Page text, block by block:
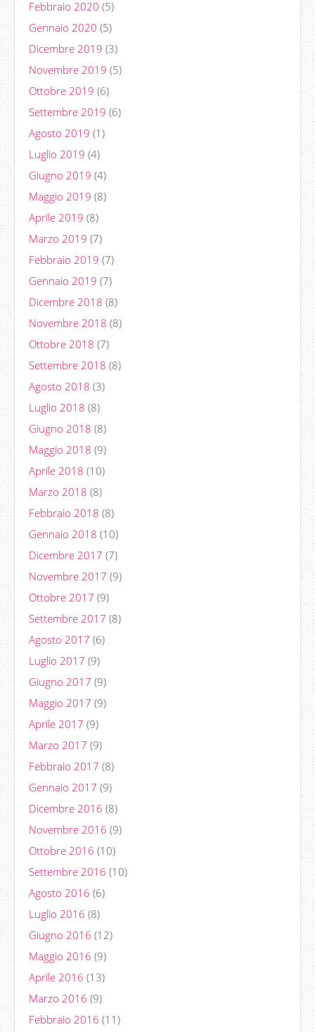
Febbraio 2020 (5)
Gennaio 2020 (5)
Dicembre 2019 (3)
Novembre 2019 (5)
Ottobre 2019 (6)
Settembre 2019 (6)
Agosto 2019 (1)
Luglio 2019 (4)
Giugno 2019 (4)
Maggio 2019 (8)
Aprile 2019 (8)
Marzo 2019 (7)
Febbraio 2019 (7)
Gennaio 2019 (7)
Dicembre 2018 (8)
Novembre 2018 (8)
Ottobre 2018 (7)
Settembre 2018 (8)
Agosto 2018 (3)
Luglio 2018 (8)
Giugno 2018 (8)
Maggio 2018 (9)
Aprile 2018 (10)
Marzo 2018 (8)
Febbraio 2018 (8)
Gennaio 2018 (10)
Dicembre 2017 (7)
Novembre 2017 (9)
Ottobre 2017 (9)
Settembre 2017 (8)
Agosto 2017 (6)
Luglio 2017 (9)
Giugno 2017 (9)
Maggio 2017 (9)
Aprile 2017 (9)
Marzo 2017 (9)
Febbraio 2017 (8)
Gennaio 2017 (9)
Dicembre 2016 (8)
Novembre 2016 (9)
Ottobre 2016 (10)
Settembre 2016 (10)
Agosto 2016 (6)
Luglio 2016 (8)
Giugno 2016 (12)
Maggio 2016 (9)
Aprile 2016 (13)
Marzo 2016 (9)
Febbraio 2016 (11)